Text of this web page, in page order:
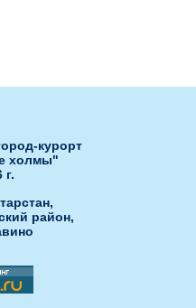
курорт
холмы"
г.
район,